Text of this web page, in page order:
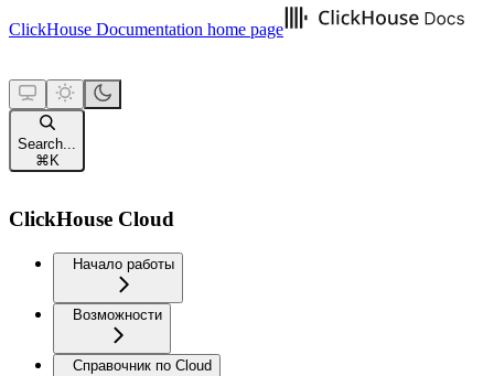
ClickHouse Documentation home page
Search...
⌘ K
ClickHouse Cloud
Начало работы
Возможности
Справочник по Cloud